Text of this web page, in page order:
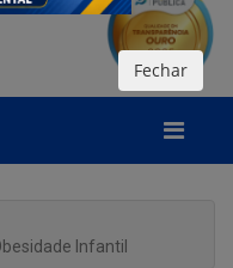
Infantil
Fechar